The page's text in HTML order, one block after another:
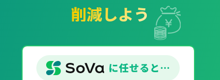
削減しよう